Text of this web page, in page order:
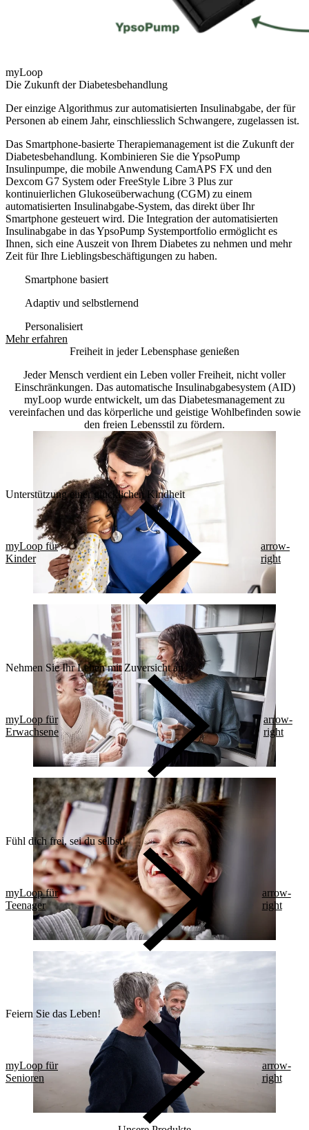
myLoop
Die Zukunft der Diabetesbehandlung
Der einzige Algorithmus zur automatisierten Insulinabgabe, der für
Personen ab einem Jahr, einschliesslich Schwangere, zugelassen ist.
Das Smartphone-basierte Therapiemanagement ist die Zukunft der
Diabetesbehandlung. Kombinieren Sie die YpsoPump
Insulinpumpe, die mobile Anwendung CamAPS FX und den
Dexcom G7 System oder FreeStyle Libre 3 Plus zur
kontinuierlichen Glukoseüberwachung (CGM) zu einem
automatisierten Insulinabgabe-System, das direkt über Ihr
Smartphone gesteuert wird. Die Integration der automatisierten
Insulinabgabe in das YpsoPump Systemportfolio ermöglicht es
Ihnen, sich eine Auszeit von Ihrem Diabetes zu nehmen und mehr
Zeit für Ihre Lieblingsbeschäftigungen zu haben.
Smartphone basiert
Adaptiv und selbstlernend
Personalisiert
Mehr erfahren
Freiheit in jeder Lebensphase genießen
Jeder Mensch verdient ein Leben voller Freiheit, nicht voller
Einschränkungen. Das automatische Insulinabgabesystem (AID)
myLoop wurde entwickelt, um das Diabetesmanagement zu
vereinfachen und das körperliche und geistige Wohlbefinden sowie
den freien Lebensstil zu fördern.
Unterstützung einer glücklichen Kindheit
myLoop für
Kinder
arrow-
right
Nehmen Sie Ihr Leben mit Zuversicht an
myLoop für
Erwachsene
arrow-
right
Fühl dich frei, sei du selbst!
myLoop für
Teenager
arrow-
right
Feiern Sie das Leben!
myLoop für
Senioren
arrow-
right